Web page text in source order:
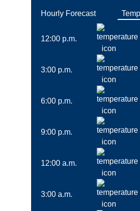
Hourly Forecast
12:00 p.m.
3:00 p.m.
6:00 p.m.
9:00 p.m.
12:00 a.m.
3:00 a.m.